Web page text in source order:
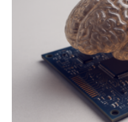
Lösung zur Erzeugung
Avatare. Gen-AIvatar
kosteneffiziente
erstellen. „Besonders
Animation, bei der
und Mimik im Einklang